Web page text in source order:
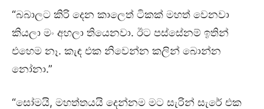
“බබාලට කිරි දෙන කාලෙත් ටිකක් මහත් වෙනවා
කියලා මං අහලා තියෙනවා. ඊට පස්සේනම් ඉතින්
එහෙම නෑ. කැඳ එක නිවෙන්න කලින් බොන්න
නෝනා.”
“සෝමයි, මහත්තයයි දෙන්නම මට සැරින් සැරේ එක